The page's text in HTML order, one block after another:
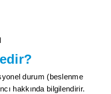
durum (beslenme
hakkında bilgilendirir.